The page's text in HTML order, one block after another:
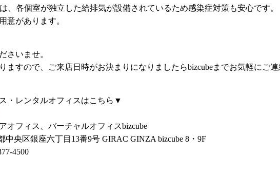
、各個室が独立した給排気が設備されているため感染症対策も安心です。
意があります。
さいませ。
ますので、ご来店日時がお決まりになりましたらbizcubeまでお気軽にご連
・レンタルオフィスはこちら▼
オフィス、バーチャルオフィスbizcube
央区銀座六丁目13番9号 GIRAC GINZA bizcube 8・9F
4500